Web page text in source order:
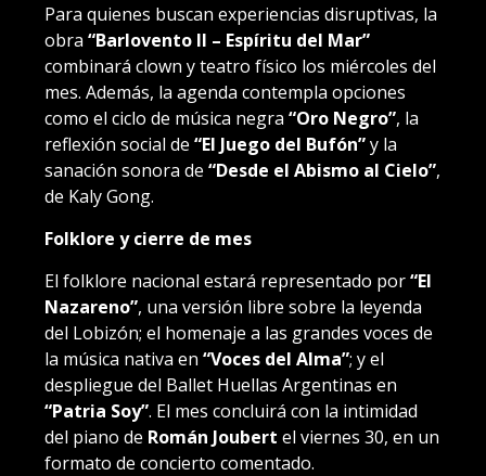
Para quienes buscan experiencias disruptivas, la
obra “Barlovento II – Espíritu del Mar”
combinará clown y teatro físico los miércoles del
mes. Además, la agenda contempla opciones
como el ciclo de música negra “Oro Negro”, la
reflexión social de “El Juego del Bufón”y la
sanación sonora de “Desde el Abismo al Cielo”,
de Kaly Gong.
Folklore y cierre de mes
El folklore nacional estará representado por“El
Nazareno”, una versión libre sobre la leyenda
del Lobizón; el homenaje a las grandes voces de
la música nativa en “Voces del Alma”; y el
despliegue del Ballet Huellas Argentinas en
“Patria Soy”. El mes concluirá con la intimidad
del piano de Román Joubert el viernes 30, en un
formato de concierto comentado.